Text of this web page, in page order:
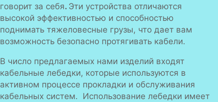
говорит за себя. Эти устройства отличаются
высокой эффективностью и способностью
поднимать тяжеловесные грузы, что дает вам
возможность безопасно протягивать кабели.
В число предлагаемых нами изделий входят
кабельные лебедки, которые используются в
активном процессе прокладки и обслуживания
кабельных систем. Использование лебедки имеет